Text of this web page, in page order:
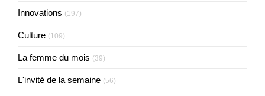
Innovations (197)
Culture (109)
La femme du mois (39)
L'invité de la semaine (56)